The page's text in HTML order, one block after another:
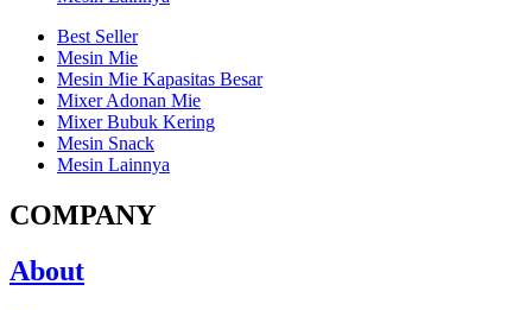
Best Seller
Mesin Mie
Mesin Mie Kapasitas Besar
Mixer Adonan Mie
Mixer Bubuk Kering
Mesin Snack
Mesin Lainnya
COMPANY
About